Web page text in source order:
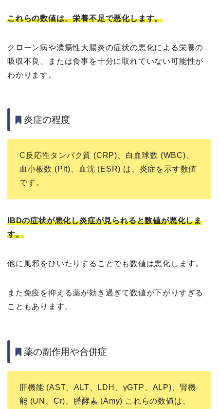
これらの数値は、栄養不足で悪化します。
クローン病や潰瘍性大腸炎の症状の悪化による栄養の
吸収不良、または食事を十分に取れていない可能性が
わかります。
炎症の程度
C反応性タンパク質 (CRP)、白血球数 (WBC)、
血小板数 (Plt)、血沈 (ESR) は、炎症を示す数値
です。
IBDの症状が悪化し炎症が見られると数値が悪化しま
す。
他に風邪をひいたりすることでも数値は悪化します。
また免疫を抑える薬が効き過ぎて数値が下がりすぎる
こともあります。
薬の副作用や合併症
肝機能 (AST、ALT、LDH、γGTP、ALP)、腎機
能 (UN、Cr)、膵酵素 (Amy) これらの数値は、